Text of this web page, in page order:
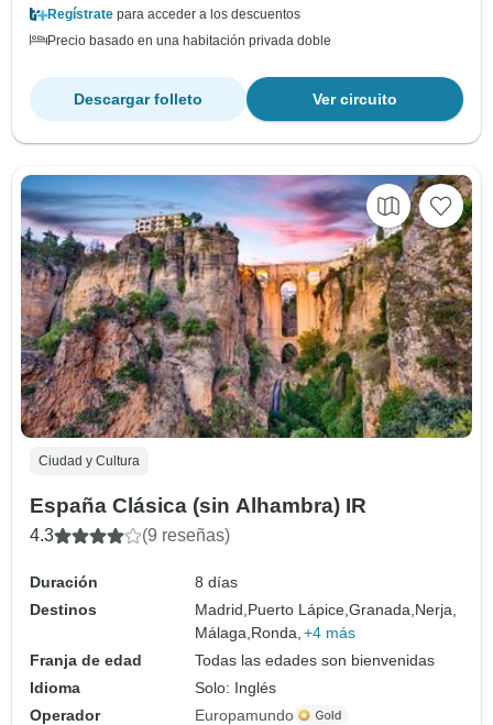
Regístrate para acceder a los descuentos
Precio basado en una habitación privada doble
Ver circuito
Descargar folleto
Ciudad y Cultura
España Clásica (sin Alhambra) IR
4.3 (9 reseñas)
Duración
8 días
Destinos
Madrid, Puerto Lápice,Granada, Nerja,
Málaga, Ronda, +4 más
Franja de edad
Todas las edades son bienvenidas
Idioma
Solo: Inglés
Operador
Europamundo